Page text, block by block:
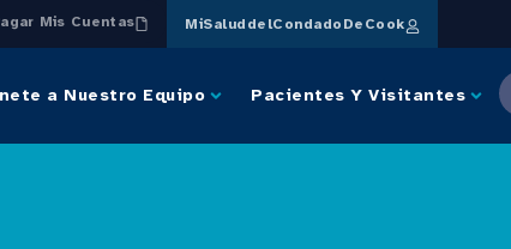
Mis Cuentas MiSaluddelCondadoDeCook
a Nuestro Equipo Pacientes Y Visitantes